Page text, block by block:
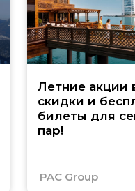
Летние акции
скидки и
билеты для
пар!
PAC Group